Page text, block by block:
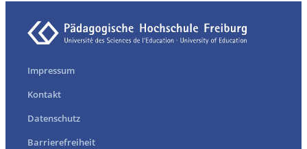
Impressum
Kontakt
Datenschutz
Barrierefreiheit